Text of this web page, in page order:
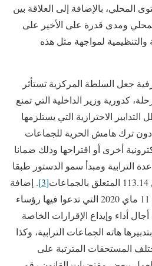
المحلي، بالإضافة إلى العلاقة بين
ومدى قدرة على الأخير على
لمواجهة مثل هذه
جعل السلطة المركزية تستأثر
كدورية وزير الداخلية التي تمنع
الاحترازية التي يستلزمها
ترك هامش الحرية للجماعات
أخرى أو اقتراحها وذلك ضمانا
الترابية ومبدأ سمو الدستور طبقا
[3]
. إضافة
إلى دورية وزير الداخلية في 11 ماي 2020 التي تدعوا فيها رؤساء
أداء وإيداع الإقرارات الخاصة
هاته الجماعات الترابية، وكذا
المستحقات المترتبة على